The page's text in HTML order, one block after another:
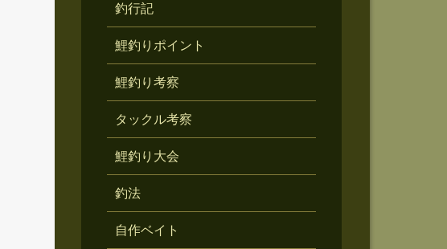
釣行記
鯉釣りポイント
鯉釣り考察
タックル考察
鯉釣り大会
釣法
自作ベイト